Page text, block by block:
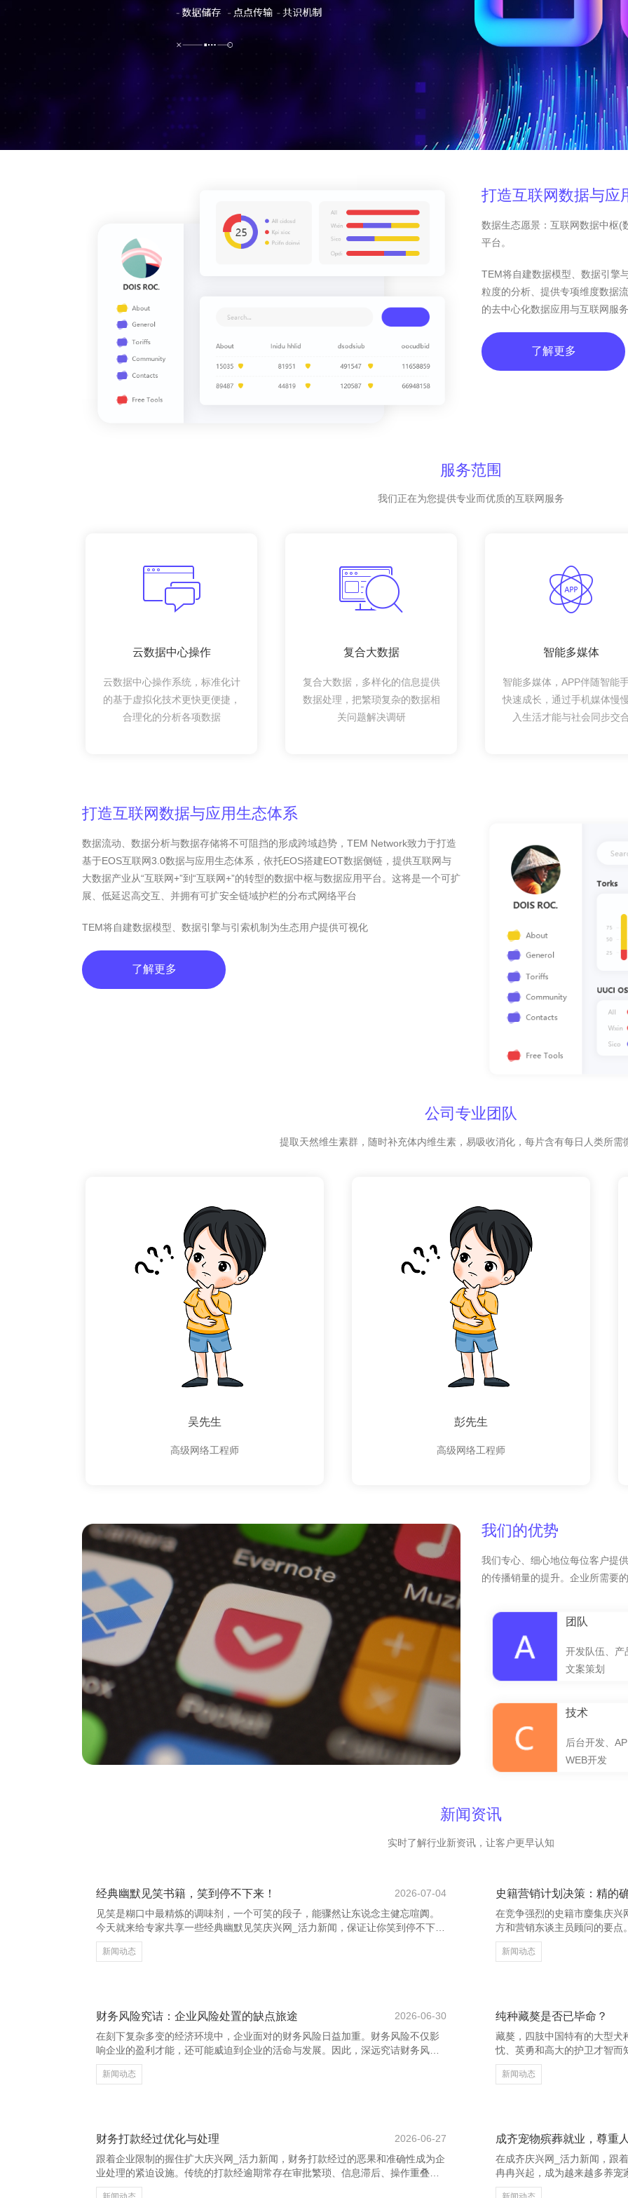
打造互联网数据与应
数据生态愿景：互联网数据中枢(
平台。
TEM将自建数据模型、数据引擎
粒度的分析、提供专项维度数据
的去中心化数据应用与互联网服
了解更多
服务范围
我们正在为您提供专业而优质的互联网服务
云数据中心操作
云数据中心操作系统，标准化计
的基于虚拟化技术更快更便捷，
合理化的分析各项数据
复合大数据
复合大数据，多样化的信息提供
数据处理，把繁琐复杂的数据相
关问题解决调研
智能多媒体
智能多媒体，APP伴随智能
快速成长，通过手机媒体慢
入生活才能与社会同步交
打造互联网数据与应用生态体系
数据流动、数据分析与数据存储将不可阻挡的形成跨域趋势，TEM Network致力于打造
基于EOS互联网3.0数据与应用生态体系，依托EOS搭建EOT数据侧链，提供互联网与
大数据产业从“互联网+”到“互联网+”的转型的数据中枢与数据应用平台。这将是一个可扩
展、低延迟高交互、并拥有可扩安全链域护栏的分布式网络平台
TEM将自建数据模型、数据引擎与引索机制为生态用户提供可视化
了解更多
公司专业团队
提取天然维生素群，随时补充体内维生素，易吸收消化，每片含有每日人类所需
吴先生
高级网络工程师
彭先生
高级网络工程师
我们的优势
我们专心、细心地位每位客户提
的传播销量的提升。企业所需要
团队
开发队伍、产
文案策划
技术
后台开发、
WEB开发
新闻资讯
实时了解行业新资讯，让客户更早认知
经典幽默见笑书籍，笑到停不下来！
2026-07-04
见笑是糊口中最精炼的调味剂，一个可笑的段子，能骤然让东说念主健忘喧阗。
今天就来给专家共享一些经典幽默见笑庆兴网_活力新闻，保证让你笑到停不下
来！ 有一天，小明问姆妈：“为什么我长得这样丑？”姆妈说：“你爸长得也不帅
啊。”小明又问：“那为什么我爸那么帅？”姆妈疾苦：“因为你是他女儿啊！” 还有
新闻动态
史籍营销计划决策：精的
在竞争强烈的史籍市麇集庆兴
方和营销东谈主员顾问的要点
施、数据启动”三大中枢伸开
合格调的分析，纠合市集调
等
新闻动态
财务风险究诘：企业风险处置的缺点旅途
2026-06-30
在刻下复杂多变的经济环境中，企业面对的财务风险日益加重。财务风险不仅影
响企业的盈利才能，还可能威迫到企业的活命与发展。因此，深远究诘财务风
险，是企业完了可握续发展的缺点。 财务风险主要包括阛阓风险、信用风险、流
动性风险和汇率风险等。这些风险互联系联，若处置欠妥，可能激励四百四病，
新闻动态
纯种藏獒是否已毕命？
藏獒，四肢中国特有的大型犬
忱、英勇和高大的护卫才智而
诘不断升温，激发了平方关怀
严酷环境中糊口，造成了特
新闻动态
财务打款经过优化与处理
2026-06-27
跟着企业限制的握住扩大庆兴网_活力新闻，财务打款经过的恶果和准确性成为企
业处理的紧迫设施。传统的打款经逾期常存在审批繁琐、信息滞后、操作重叠等
问题，影响了资金使用的实时性和企业的运营恶果。 九江泵阀制造网-泵阀,水泵,
成齐宠物殡葬就业，尊重
在成齐庆兴网_活力新闻，跟
冉冉兴起，成为越来越多养宠
力新闻，更是奉陪主东说念主